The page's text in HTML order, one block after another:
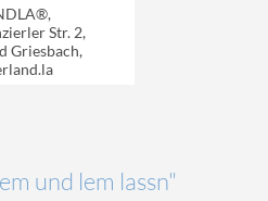
Str. 2,
Griesbach,
und lem lassn"